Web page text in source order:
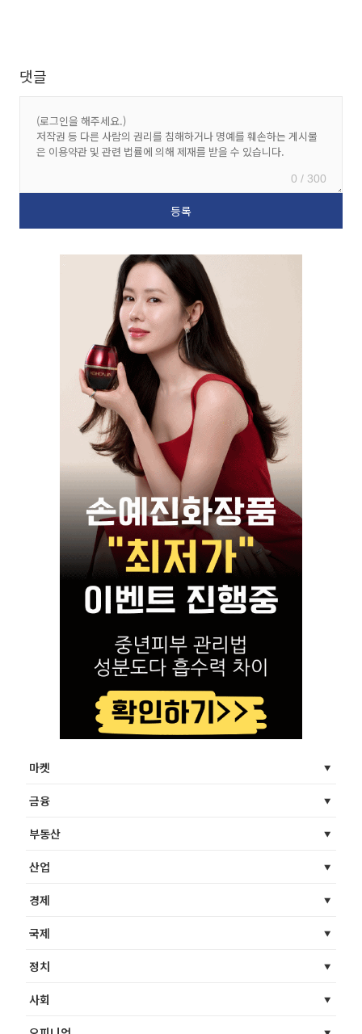
댓글
0 / 300
마켓
금융
부동산
산업
경제
국제
정치
사회